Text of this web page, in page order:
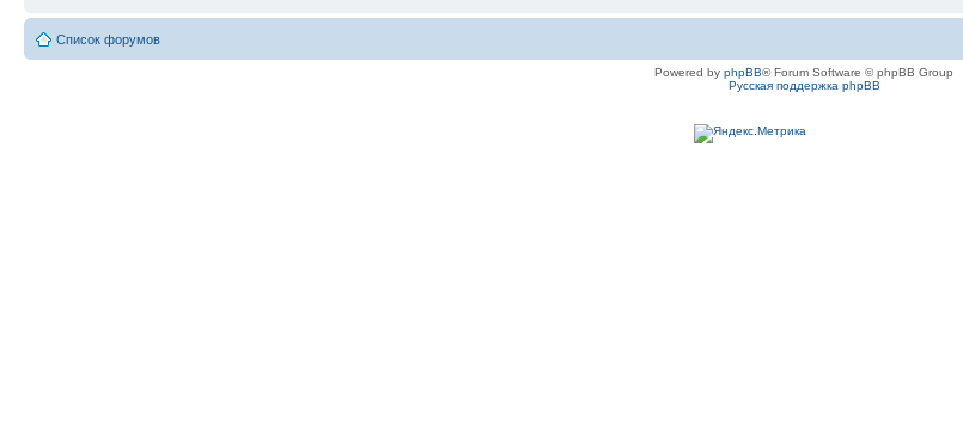
Список форумов
Powered by phpBB® Forum Software © phpBB Group
Русская поддержка phpBB